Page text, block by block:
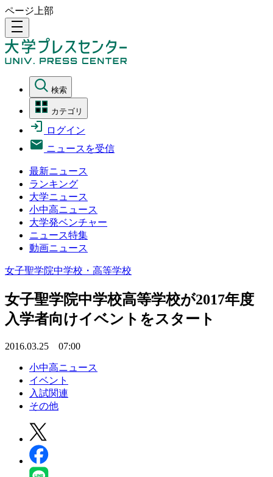
ページ上部
density_medium
検索
カテゴリ
ログイン
ニュースを受信
最新ニュース
ランキング
大学ニュース
小中高ニュース
大学発ベンチャー
ニュース特集
動画ニュース
女子聖学院中学校・高等学校
女子聖学院中学校高等学校が2017年度
入学者向けイベントをスタート
2016.03.25 07:00
小中高ニュース
イベント
入試関連
その他